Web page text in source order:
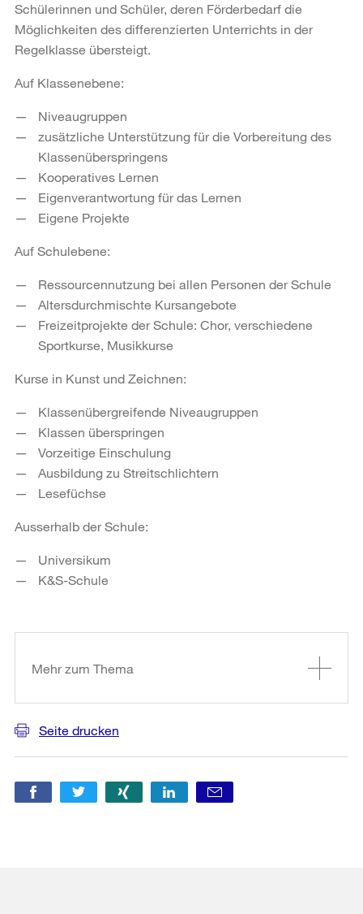
Schülerinnen und Schüler, deren Förderbedarf die
Möglichkeiten des differenzierten Unterrichts in der
Regelklasse übersteigt.
Auf Klassenebene:
Niveaugruppen
zusätzliche Unterstützung für die Vorbereitung des
Klassenüberspringens
Kooperatives Lernen
Eigenverantwortung für das Lernen
Eigene Projekte
Auf Schulebene:
Ressourcennutzung bei allen Personen der Schule
Altersdurchmischte Kursangebote
Freizeitprojekte der Schule: Chor, verschiedene
Sportkurse, Musikkurse
Kurse in Kunst und Zeichnen:
Klassenübergreifende Niveaugruppen
Klassen überspringen
Vorzeitige Einschulung
Ausbildung zu Streitschlichtern
Lesefüchse
Ausserhalb der Schule:
Universikum
K&S-Schule
Mehr zum Thema
Seite drucken